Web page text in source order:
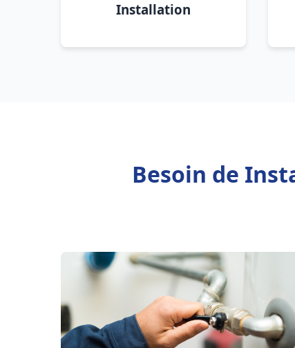
Installation
Besoin de